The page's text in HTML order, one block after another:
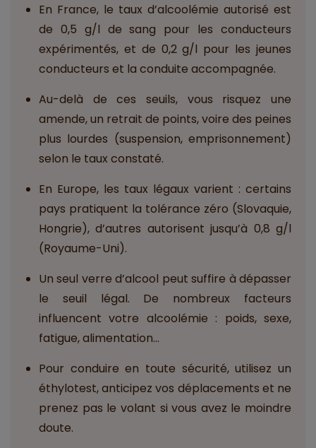
En France, le taux d’alcoolémie autorisé est
de 0,5 g/l de sang pour les conducteurs
expérimentés, et de 0,2 g/l pour les jeunes
conducteurs et la conduite accompagnée.
Au-delà de ces seuils, vous risquez une
amende, un retrait de points, voire des peines
plus lourdes (suspension, emprisonnement)
selon le taux constaté.
En Europe, les taux légaux varient : certains
pays pratiquent la tolérance zéro (Slovaquie,
Hongrie), d’autres autorisent jusqu’à 0,8 g/l
(Royaume-Uni).
Un seul verre d’alcool peut suffire à dépasser
le seuil légal. De nombreux facteurs
influencent votre alcoolémie : poids, sexe,
fatigue, alimentation…
Pour conduire en toute sécurité, utilisez un
éthylotest, anticipez vos déplacements et ne
prenez pas le volant si vous avez le moindre
doute.